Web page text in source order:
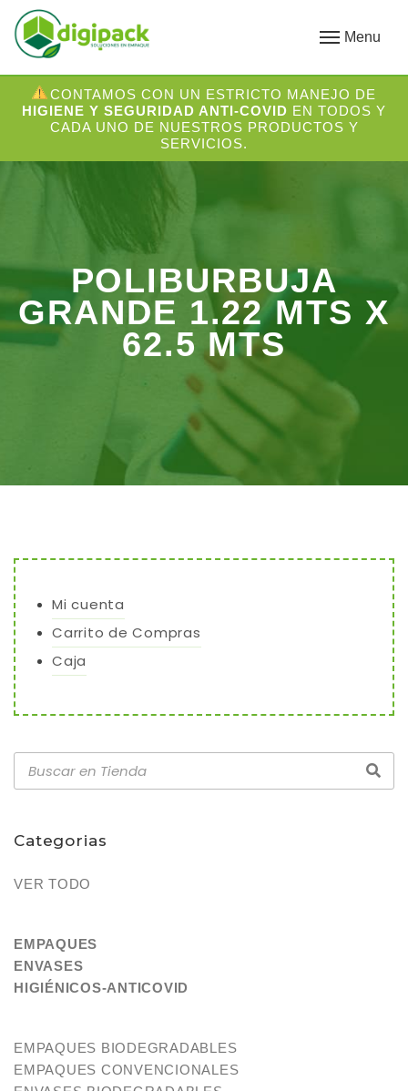
Menu
CONTAMOS CON UN ESTRICTO MANEJO DE
HIGIENE Y SEGURIDAD ANTI-COVID EN TODOS Y
CADA UNO DE NUESTROS PRODUCTOS Y
SERVICIOS.
POLIBURBUJA
GRANDE 1.22 MTS X
62.5 MTS
Mi cuenta
Carrito de Compras
Caja
Categorias
VER TODO
EMPAQUES
ENVASES
HIGIÉNICOS-ANTICOVID
EMPAQUES BIODEGRADABLES
EMPAQUES CONVENCIONALES